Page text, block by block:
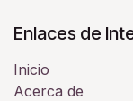
Enlaces de
Inicio
Acerca de